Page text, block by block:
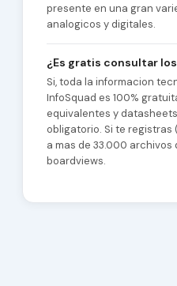
presente en una gran
analogicos y digitales.
¿Es gratis consultar
Si, toda la informacion
InfoSquad es 100%
equivalentes y
obligatorio. Si te
a mas de 33.000 archivos
boardviews.